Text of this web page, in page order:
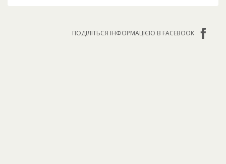
ПОДІЛІТЬСЯ ІНФОРМАЦІЄЮ В FACEBOOK